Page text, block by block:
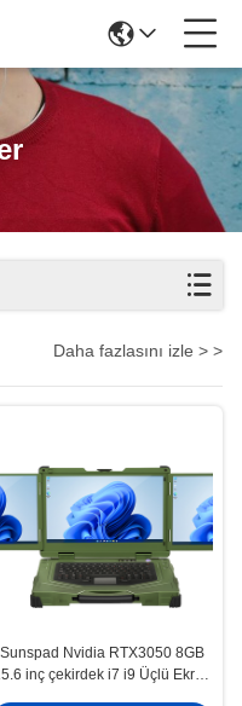
Daha fazlasını izle > >
Sunspad Nvidia RTX3050 8GB
inç çekirdek i7 i9 Üçlü Ekran